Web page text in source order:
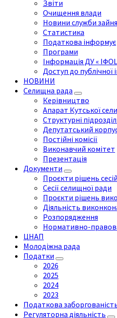
Звіти
Очищення влади
Новини служби
Статистика
Податкова інформує
Програми
Інформація ДУ «
Доступ до публічної
НОВИНИ
Селищна рада
Керівництво
Апарат Кутської
Структурні
Депутатський
Постійні комісії
Виконавчий комітет
Презентація
Документи
Проєкти рішень сесій
Сесії селищної ради
Проєкти рішень
Діяльність
Розпорядження
Нормативно-
ЦНАП
Молодіжна рада
Податки
2026
2025
2024
2023
Податкова
Регуляторна діяльність